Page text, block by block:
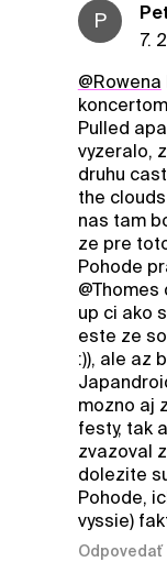
P
7.
@Rowena
Pulled
vyzeralo,
druhu
the
nas tam
ze pre
Pohode
up ci ako
este ze
:)), ale az
mozno aj
festy, tak
zvazoval
dolezite
Pohode,
vyssie)
Odpovedať